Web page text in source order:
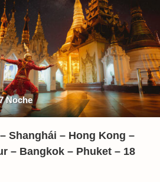
Noche
Shanghái – Hong Kong –
– Bangkok – Phuket – 18